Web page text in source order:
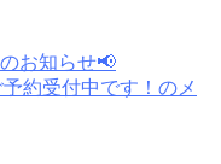
お知らせ📢